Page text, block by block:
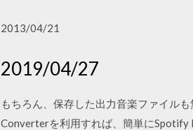
2013/04/21
2019/04/27
もちろん、保存した出力音楽ファイル
Converterを利用すれば、簡単にSpotify